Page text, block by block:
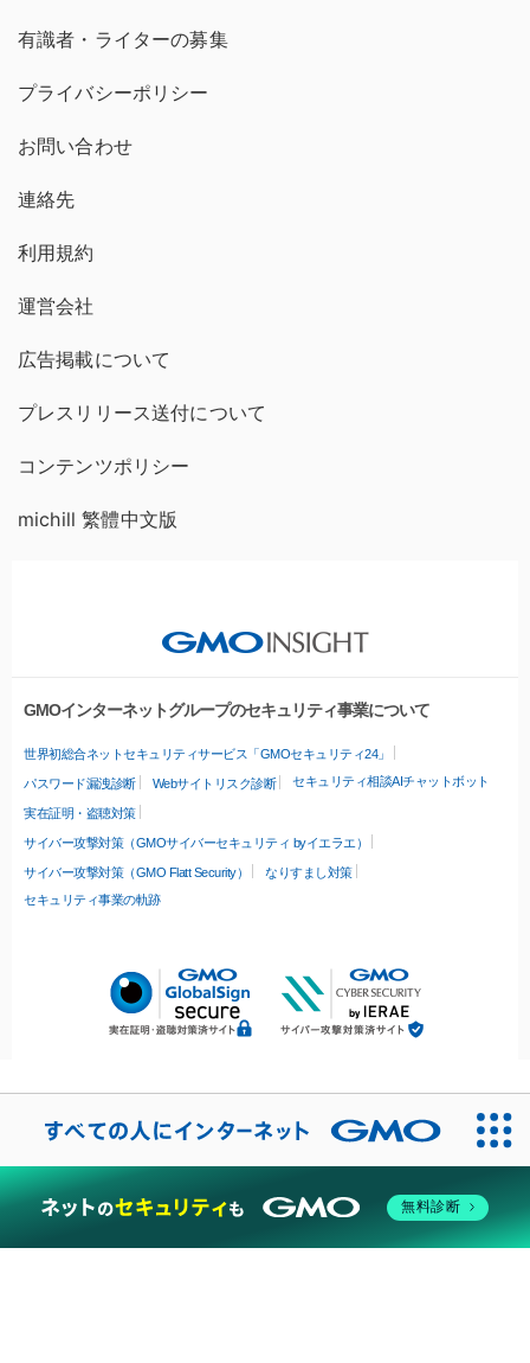
有識者・ライターの募集
プライバシーポリシー
お問い合わせ
連絡先
利用規約
運営会社
広告掲載について
プレスリリース送付について
コンテンツポリシー
michill 繁體中文版
GMOインターネットグループのセキュリティ事業について
世界初総合ネットセキュリティサービス「GMOセキュリティ24」
パスワード漏洩診断 Webサイトリスク診断 セキュリティ相談AIチャットボット
実在証明・盗聴対策
サイバー攻撃対策（GMOサイバーセキュリティ byイエラエ）
サイバー攻撃対策（GMO Flatt Security）
なりすまし対策
セキュリティ事業の軌跡
無料診断